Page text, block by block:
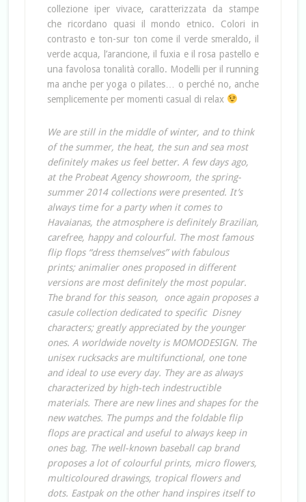
collezione iper vivace, caratterizzata da stampe
che ricordano quasi il mondo etnico. Colori in
contrasto e ton-sur ton come il verde smeraldo, il
verde acqua, l’arancione, il fuxia e il rosa pastello e
una favolosa tonalità corallo. Modelli per il running
ma anche per yoga o pilates… o perché no, anche
semplicemente per momenti casual di relax
We are still in the middle of winter, and to think
of the summer, the heat, the sun and sea most
definitely makes us feel better. A few days ago,
at the Probeat Agency showroom, the spring-
summer 2014 collections were presented. It’s
always time for a party when it comes to
Havaianas, the atmosphere is definitely Brazilian,
carefree, happy and colourful. The most famous
flip flops “dress themselves” with fabulous
prints; animalier ones proposed in different
versions are most definitely the most popular.
The brand for this season, once again proposes a
casule collection dedicated to specific Disney
characters; greatly appreciated by the younger
ones. A worldwide novelty is MOMODESIGN. The
unisex rucksacks are multifunctional, one tone
and ideal to use every day. They are as always
characterized by high-tech indestructible
materials. There are new lines and shapes for the
new watches. The pumps and the foldable flip
flops are practical and useful to always keep in
ones bag. The well-known baseball cap brand
proposes a lot of colourful prints, micro flowers,
multicoloured drawings, tropical flowers and
dots. Eastpak on the other hand inspires itself to